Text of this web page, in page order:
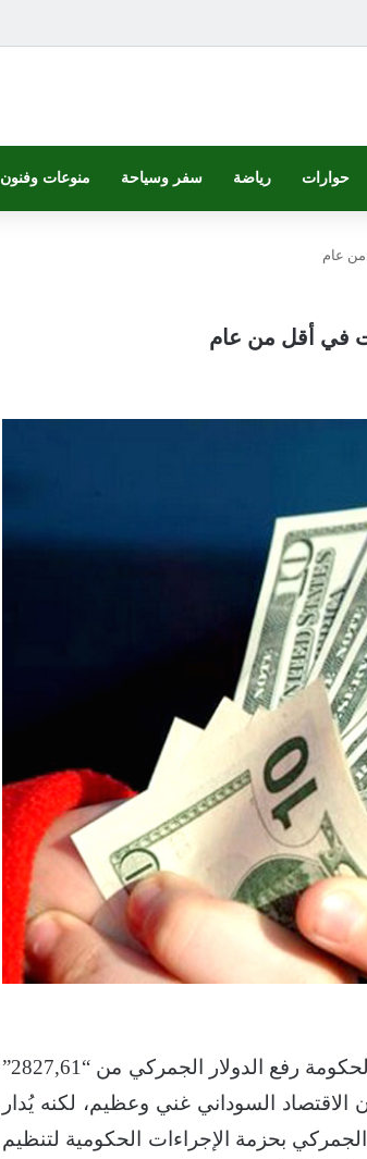
حوارات رياضة سفر وسياحة منوعات وفنون
وجهت الغرفة القومية للمستوردين، انتقادات لاذاعة لقرار الحكومة رفع الدولار الجمركي من “2827,61”
بنسبة زيادة بلغت 14%، وقالت إن الاقتصاد السوداني غني وعظيم، لكنه يُدار
بحزمة الإجراءات الحكومية لتنظيم